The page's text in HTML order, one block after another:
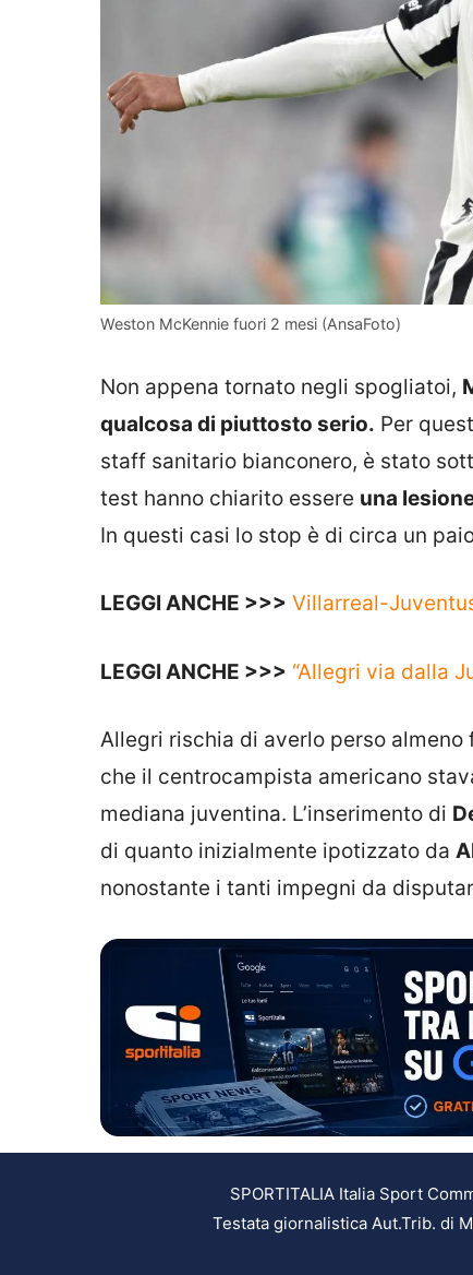
Weston McKennie fuori 2 mesi (AnsaFoto)
Non appena tornato negli spogliatoi,
qualcosa di piuttosto serio. Per
staff sanitario bianconero, è stato
test hanno chiarito essere una
In questi casi lo stop è di circa un
LEGGI ANCHE >>> Villarreal-
LEGGI ANCHE >>> “Allegri via dalla
Allegri rischia di averlo perso
che il centrocampista americano
mediana juventina. L’inserimento di
di quanto inizialmente ipotizzato da
nonostante i tanti impegni da
SPORTITALIA Italia Sport
Testata giornalistica Aut.Trib. di